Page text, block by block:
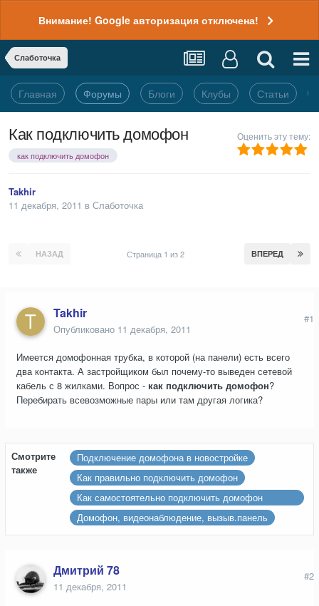
Внимание! Google авторизация отключена!
Слаботочка
Главная Форумы Блоги Клубы Статьи
Как подключить домофон
как подключить домофон
Оценить эту тему:
Takhir
11 декабря, 2011 в Слаботочка
НАЗАД ВПЕРЕД
Страница 1 из 2
Takhir
Опубликовано 11 декабря, 2011
#1
Имеется домофонная трубка, в которой (на панели) есть всего
два контакта. А застройщиком был почему-то выведен сетевой
кабель с 8 жилками. Вопрос - как подключить домофон?
Перебирать всевозможные пары или там другая логика?
Смотрите
также
Подключение домофона в новостройке
Как правильно подключить домофон
Как самостоятельно подключить домофон
(реально ли?)
Домофон, видеонаблюдение, вызыв.панель
Дмитрий 78
11 декабря, 2011
#2